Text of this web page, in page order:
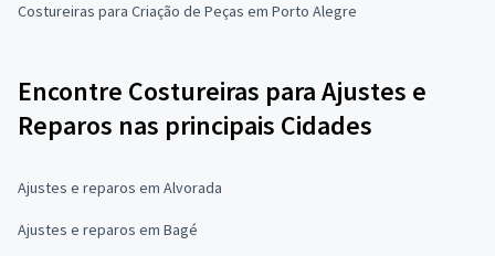
Costureiras para Criação de Peças em Porto Alegre
Encontre Costureiras para Ajustes e
Reparos nas principais Cidades
Ajustes e reparos em Alvorada
Ajustes e reparos em Bagé